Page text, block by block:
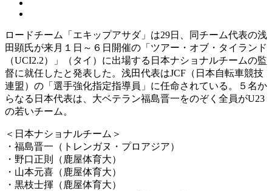
ロードチーム「エキップアサダ」は29日、同チーム代表の浅
田顕氏が来月１日～６日開催の「ツアー・オブ・タイランド
（UCI2.2）」（タイ）に出場する日本ナショナルチームの監
督に就任したと発表した。浅田代表はJCF（日本自転車競技
連盟）の「選手強化指定指導員」に任命されている。５名か
らなる日本代表は、大ベテラン福島晋一をのぞく全員がU23
の若いチーム。
＜日本ナショナルチーム＞
・福島晋一（トレンガヌ・プロアジア）
・野口正則（鹿屋体育大）
・山本元喜（鹿屋体育大）
・黒枝士揮（鹿屋体育大）